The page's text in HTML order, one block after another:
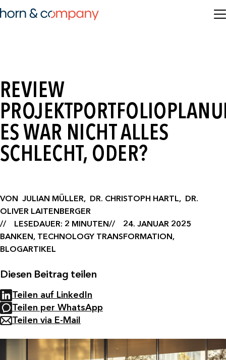
REVIEW
ES WAR NICHT ALLES
SCHLECHT, ODER?
VON JULIAN MÜLLER, DR. CHRISTOPH HARTL, DR.
OLIVER LAITENBERGER
LESEDAUER: 2 MINUTEN
24. JANUAR 2025
BANKEN, TECHNOLOGY TRANSFORMATION,
BLOGARTIKEL
Diesen Beitrag teilen
Teilen auf LinkedIn
Teilen per WhatsApp
Teilen via E-Mail